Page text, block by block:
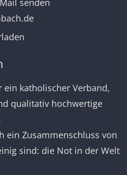
senden
ein katholischer Verband,
qualitativ hochwertige
ein Zusammenschluss von
sind: die Not in der Welt